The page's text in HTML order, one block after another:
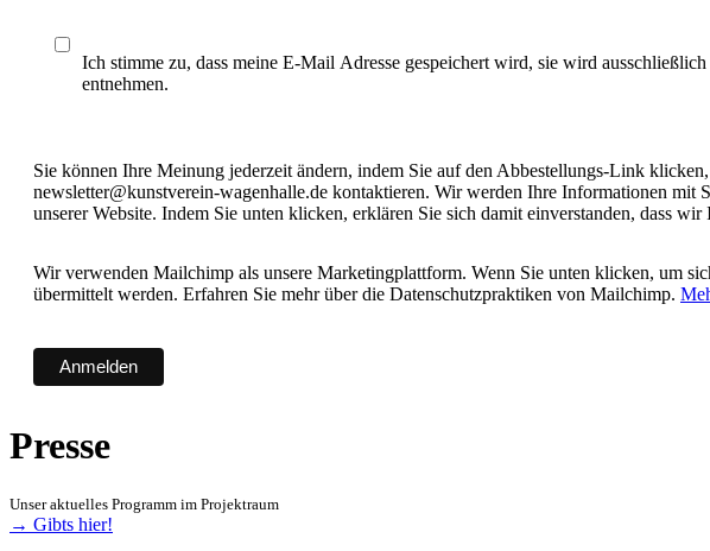
Ich stimme zu, dass meine E-Mail Adresse gespeichert wird, sie wird
entnehmen.
Sie können Ihre Meinung jederzeit ändern, indem Sie auf den Abbestellungs-Link
newsletter@kunstverein-wagenhalle.de kontaktieren. Wir werden Ihre Informationen
unserer Website. Indem Sie unten klicken, erklären Sie sich damit einverstanden, dass
Wir verwenden Mailchimp als unsere Marketingplattform. Wenn Sie unten klicken, um
übermittelt werden. Erfahren Sie mehr über die Datenschutzpraktiken von Mailchimp.
Presse
Unser aktuelles Programm im Projektraum
→ Gibts hier!